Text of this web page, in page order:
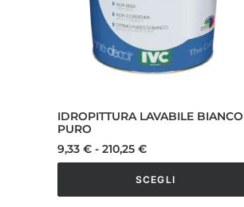
IDROPITTURA LAVABILE BIANCO
PURO
9,33 € - 210,25 €Fascia
di
prezzo:
da
9,33 €
SCEGLI